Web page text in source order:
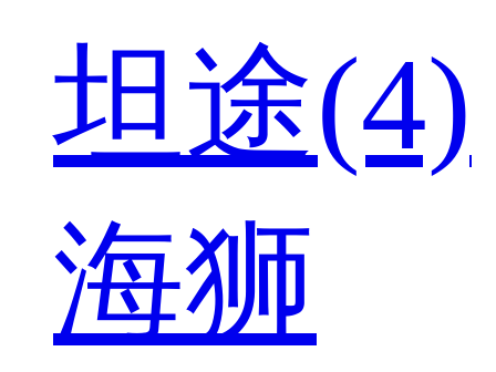
坦途(4)
海狮